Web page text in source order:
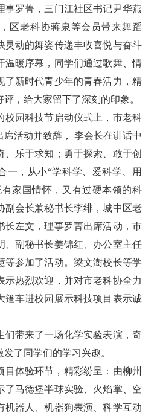
事罗菁，三门江社区书记尹华燕
区老科协蒋泉等会员带来舞蹈
灵动的舞姿传递丰收喜悦与奋斗
温暖序幕，同学们通过歌舞、情
了新时代青少年的青春活力，精
，给大家留下了深刻的印象。
校园科技节启动仪式上，市老科
活动并致辞， 李会长在讲话中
、乐于求知；勇于探索、敢于创
一，从小“学科学、爱科学、用
家国情怀，又有过硬本领的科
副会长兼秘书长李绯，城中区老
长左文，理事罗菁出席活动，市
、副秘书长姜锦红、办公室主任
等参加了活动。梁文澍校长等学
示热烈欢迎，并对市老科协全力
篷车进校园展示科技项目表示诚
们带来了一场化学实验表演，奇
了同学们的学习兴趣。
目体验环节，精彩纷呈：由柳州
了马德堡半球实验、火焰掌、空
机器人、机器狗表演、科学互动